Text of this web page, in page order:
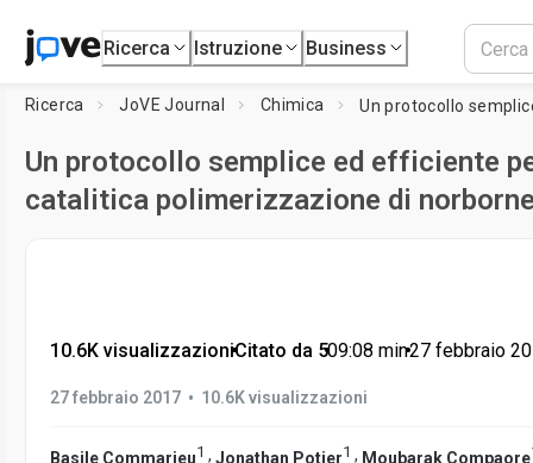
Ricerca Istruzione Business
Ricerca JoVE Journal Chimica
Un protocollo semplice ed efficiente
catalitica polimerizzazione di
10.6K visualizzazioni•Citato da 5•09:08 min•27 febbraio
27 febbraio 2017 • 10.6K visualizzazioni
Basile Commarieu1 , Jonathan Potier1 , Moubarak Compaore